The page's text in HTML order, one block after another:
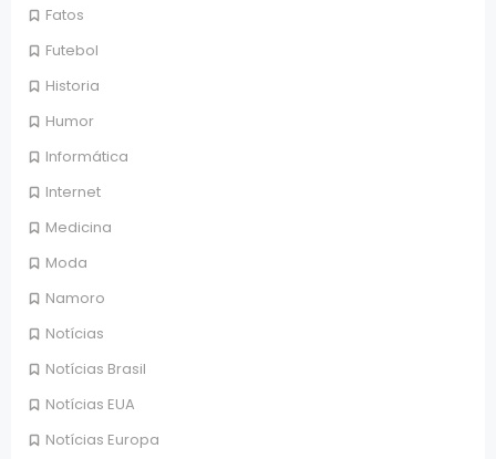
Fatos
Futebol
Historia
Humor
Informática
Internet
Medicina
Moda
Namoro
Notícias
Notícias Brasil
Notícias EUA
Notícias Europa